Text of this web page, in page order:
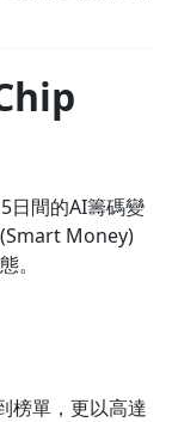
日間的AI籌碼變
Money)
。
榜單，更以高達